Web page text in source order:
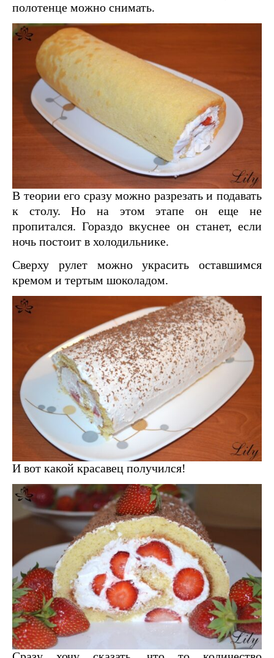
полотенце можно снимать.
В теории его сразу можно разрезать и подавать
к столу. Но на этом этапе он еще не
пропитался. Гораздо вкуснее он станет, если
ночь постоит в холодильнике.
Сверху рулет можно украсить оставшимся
кремом и тертым шоколадом.
И вот какой красавец получился!